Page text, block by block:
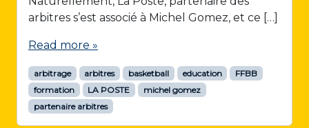
arbitres s’est associé à Michel Gomez, et ce […]
Read more »
arbitrage arbitres basketball education
FFBB
formation
LA POSTE
michel gomez
partenaire arbitres